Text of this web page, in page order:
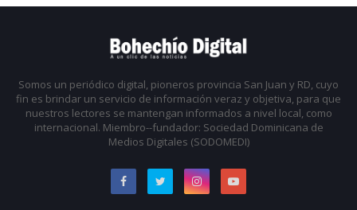
Somos un periódico digital, pioneros provincia San Juan y RD, cuyo
fin es brindar un servicio de información veraz y objetiva, para que
nuestros lectores se mantengan informados a nivel local, como
internacional. Miembro--fundador: Sociedad Dominicana de
Medios Digitales (SODOMEDI)